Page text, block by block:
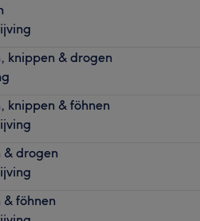
knippen & drogen
knippen & föhnen
& drogen
föhnen